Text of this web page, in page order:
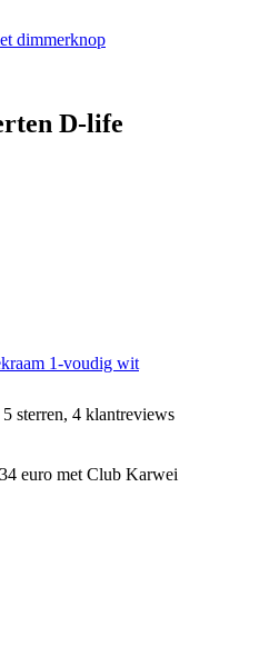
dimmerknop
D-life
1-voudig wit
sterren, 4 klantreviews
euro met Club Karwei